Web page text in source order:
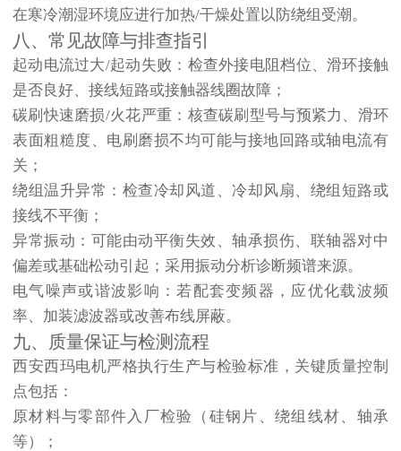
在寒冷潮湿环境应进行加热/干燥处置以防绕组受潮。
八、常见故障与排查指引
起动电流过大/起动失败 ：检查外接电阻档位、滑环接触
是否良好、接线短路或接触器线圈故障；
碳刷快速磨损/火花严重 ：核查碳刷型号与预紧力、滑环
表面粗糙度、电刷磨损不均可能与接地回路或轴电流有
关；
绕组温升异常 ：检查冷却风道、冷却风扇、绕组短路或
接线不平衡；
异常振动 ：可能由动平衡失效、轴承损伤、联轴器对中
偏差或基础松动引起；采用振动分析诊断频谱来源。
电气噪声或谐波影响 ：若配套变频器，应优化载波频
率、加装滤波器或改善布线屏蔽。
九、质量保证与检测流程
西安西玛电机严格执行生产与检验标准，关键质量控制
点包括：
原材料与零部件入厂检验（硅钢片、绕组线材、轴承
等）；